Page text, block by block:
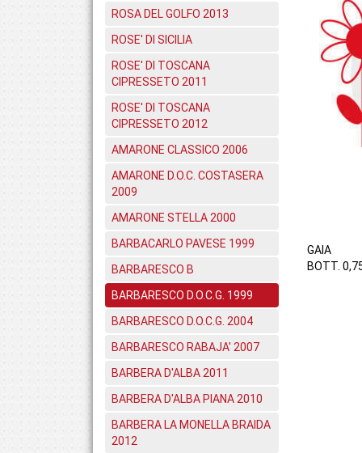
ROSA DEL GOLFO 2013
ROSE' DI SICILIA
ROSE' DI TOSCANA
CIPRESSETO 2011
ROSE' DI TOSCANA
CIPRESSETO 2012
AMARONE CLASSICO 2006
AMARONE D.O.C. COSTASERA
2009
AMARONE STELLA 2000
BARBACARLO PAVESE 1999
BARBARESCO B
BARBARESCO D.O.C.G. 1999
BARBARESCO D.O.C.G. 2004
BARBARESCO RABAJA' 2007
BARBERA D'ALBA 2011
BARBERA D'ALBA PIANA 2010
BARBERA LA MONELLA BRAIDA
2012
GAIA
BOTT.